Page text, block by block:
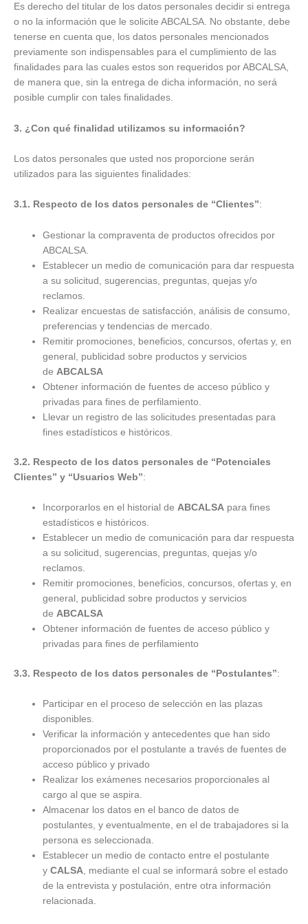
Es derecho del titular de los datos personales decidir si entrega
o no la información que le solicite ABCALSA. No obstante, debe
tenerse en cuenta que, los datos personales mencionados
previamente son indispensables para el cumplimiento de las
finalidades para las cuales estos son requeridos por ABCALSA,
de manera que, sin la entrega de dicha información, no será
posible cumplir con tales finalidades.
3. ¿Con qué finalidad utilizamos su información?
Los datos personales que usted nos proporcione serán
utilizados para las siguientes finalidades:
3.1. Respecto de los datos personales de “Clientes”:
Gestionar la compraventa de productos ofrecidos por
ABCALSA.
Establecer un medio de comunicación para dar respuesta
a su solicitud, sugerencias, preguntas, quejas y/o
reclamos.
Realizar encuestas de satisfacción, análisis de consumo,
preferencias y tendencias de mercado.
Remitir promociones, beneficios, concursos, ofertas y, en
general, publicidad sobre productos y servicios
de ABCALSA
Obtener información de fuentes de acceso público y
privadas para fines de perfilamiento.
Llevar un registro de las solicitudes presentadas para
fines estadísticos e históricos.
3.2. Respecto de los datos personales de “Potenciales
Clientes” y “Usuarios Web”:
Incorporarlos en el historial de ABCALSA para fines
estadísticos e históricos.
Establecer un medio de comunicación para dar respuesta
a su solicitud, sugerencias, preguntas, quejas y/o
reclamos.
Remitir promociones, beneficios, concursos, ofertas y, en
general, publicidad sobre productos y servicios
de ABCALSA
Obtener información de fuentes de acceso público y
privadas para fines de perfilamiento
3.3. Respecto de los datos personales de “Postulantes”:
Participar en el proceso de selección en las plazas
disponibles.
Verificar la información y antecedentes que han sido
proporcionados por el postulante a través de fuentes de
acceso público y privado
Realizar los exámenes necesarios proporcionales al
cargo al que se aspira.
Almacenar los datos en el banco de datos de
postulantes, y eventualmente, en el de trabajadores si la
persona es seleccionada.
Establecer un medio de contacto entre el postulante
y CALSA, mediante el cual se informará sobre el estado
de la entrevista y postulación, entre otra información
relacionada.